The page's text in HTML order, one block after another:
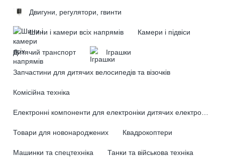
Двигуни, регулятори, гвинти
Шини і камери всіх напрямів Камери і підвіси
Дитячий транспорт Іграшки
Запчастини для дитячих велосипедів та візочків
Комісійна техніка
Товари для новонароджених Квадрокоптери
Машинки та спецтехніка Танки та військова техніка